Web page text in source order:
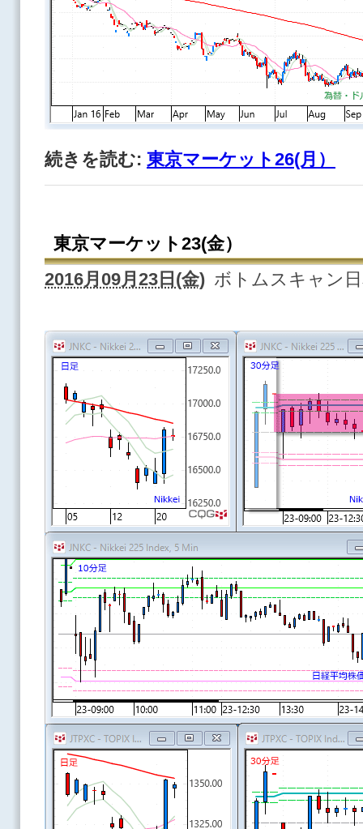
続きを読む: 東京マーケット26(月）
東京マーケット23(金）
2016月09月23日(金) ボトムスキャン